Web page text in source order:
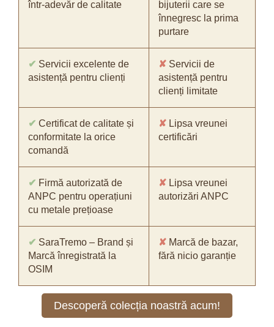
într-adevăr de calitate
bijuterii care se
înnegresc la prima
purtare
✔ Servicii excelente de
asistență pentru clienți
✘ Servicii de
asistență pentru
clienți limitate
✔ Certificat de calitate și
conformitate la orice
comandă
✘ Lipsa vreunei
certificări
✔ Firmă autorizată de
ANPC pentru operațiuni
cu metale prețioase
✘ Lipsa vreunei
autorizări ANPC
✔ SaraTremo – Brand și
Marcă înregistrată la
OSIM
✘ Marcă de bazar,
fără nicio garanție
Descoperă colecția noastră acum!